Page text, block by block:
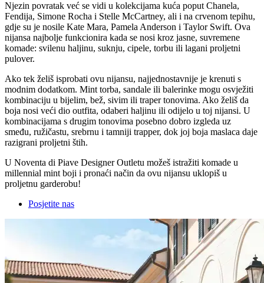
Njezin povratak već se vidi u kolekcijama kuća poput Chanela,
Fendija, Simone Rocha i Stelle McCartney, ali i na crvenom tepihu,
gdje su je nosile Kate Mara, Pamela Anderson i Taylor Swift. Ova
nijansa najbolje funkcionira kada se nosi kroz jasne, suvremene
komade: svilenu haljinu, suknju, cipele, torbu ili lagani proljetni
pulover.
Ako tek želiš isprobati ovu nijansu, najjednostavnije je krenuti s
modnim dodatkom. Mint torba, sandale ili balerinke mogu osvježiti
kombinaciju u bijelim, bež, sivim ili traper tonovima. Ako želiš da
boja nosi veći dio outfita, odaberi haljinu ili odijelo u toj nijansi. U
kombinacijama s drugim tonovima posebno dobro izgleda uz
smeđu, ružičastu, srebrnu i tamniji trapper, dok joj boja maslaca daje
razigrani proljetni štih.
U Noventa di Piave Designer Outletu možeš istražiti komade u
millennial mint boji i pronaći način da ovu nijansu uklopiš u
proljetnu garderobu!
Posjetite nas